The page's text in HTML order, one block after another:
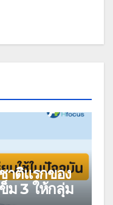
าติแรกของ
ม 3 ให้กลุ่ม